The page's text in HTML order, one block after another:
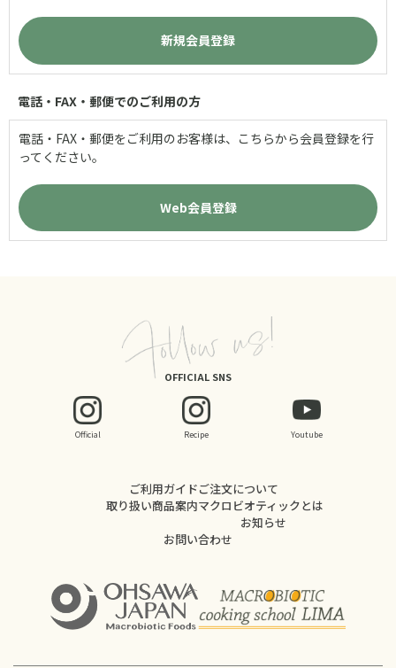
電話・FAX・郵便でのご利用の方
電話・FAX・郵便をご利用のお客様は、こちらから会員登録を行
ってください。
OFFICIAL SNS
Official Recipe Youtube
ご利用ガイドご注文について
取り扱い商品案内マクロビオティックとは
お知らせ
お問い合わせ